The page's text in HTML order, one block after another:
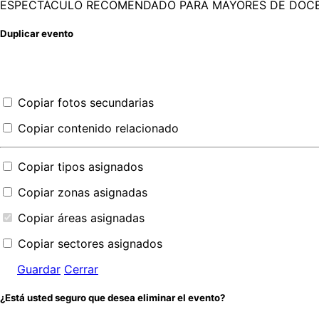
ESPECTÁCULO RECOMENDADO PARA MAYORES DE
Duplicar evento
Copiar fotos secundarias
Copiar contenido relacionado
Copiar tipos asignados
Copiar zonas asignadas
Copiar áreas asignadas
Copiar sectores asignados
Guardar Cerrar
¿Está usted seguro que desea eliminar el evento?